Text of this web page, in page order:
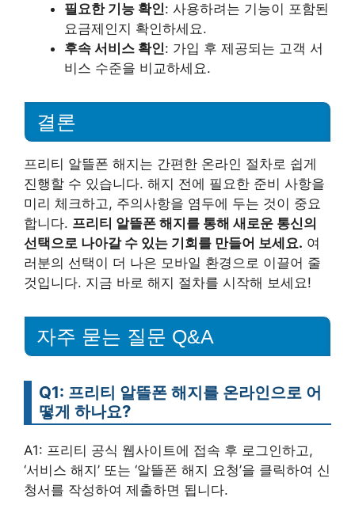
필요한 기능 확인: 사용하려는 기능이 포함된
요금제인지 확인하세요.
후속 서비스 확인: 가입 후 제공되는 고객 서
비스 수준을 비교하세요.
결론
프리티 알뜰폰 해지는 간편한 온라인 절차로 쉽게
진행할 수 있습니다. 해지 전에 필요한 준비 사항을
미리 체크하고, 주의사항을 염두에 두는 것이 중요
합니다. 프리티 알뜰폰 해지를 통해 새로운 통신의
선택으로 나아갈 수 있는 기회를 만들어 보세요. 여
러분의 선택이 더 나은 모바일 환경으로 이끌어 줄
것입니다. 지금 바로 해지 절차를 시작해 보세요!
자주 묻는 질문 Q&A
Q1: 프리티 알뜰폰 해지를 온라인으로 어
떻게 하나요?
A1: 프리티 공식 웹사이트에 접속 후 로그인하고,
‘서비스 해지’ 또는 ‘알뜰폰 해지 요청’을 클릭하여 신
청서를 작성하여 제출하면 됩니다.